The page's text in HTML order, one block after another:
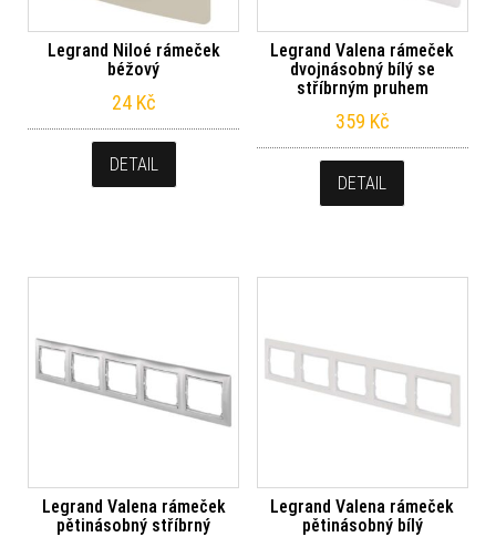
Legrand Niloé rámeček
béžový
24 Kč
DETAIL
Legrand Valena rámeček
dvojnásobný bílý se
stříbrným pruhem
359 Kč
DETAIL
Legrand Valena rámeček
pětinásobný stříbrný
Legrand Valena rámeček
pětinásobný bílý